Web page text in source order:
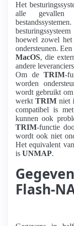
Het
alle gevallen
hoewel zowel het
ondersteunen.
MacOS, die
andere
Om deTRIM-
worden
wordt gebruikt
werkt TRIMniet
compatibel is
kunnen ook
TRIM-functie
wordt ook niet
Het equivalent
is UNMAP.
Flash-